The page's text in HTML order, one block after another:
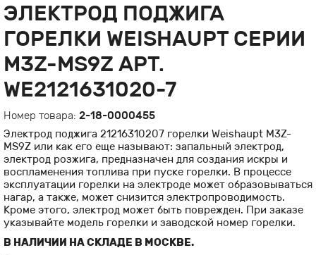
ЭЛЕКТРОД ПОДЖИГА
ГОРЕЛКИ WEISHAUPT СЕРИИ
M3Z-MS9Z АРТ.
WE2121631020-7
Номер товара: 2-18-0000455
Электрод поджига 21216310207 горелки Weishaupt M3Z-
MS9Z или как его еще называют: запальный электрод,
электрод розжига, предназначен для создания искры и
воспламенения топлива при пуске горелки. В процессе
эксплуатации горелки на электроде может образовываться
нагар, а также, может снизится электропроводимость.
Кроме этого, электрод может быть поврежден. При заказе
указывайте модель горелки и заводской номер горелки.
В НАЛИЧИИ НА СКЛАДЕ В МОСКВЕ.